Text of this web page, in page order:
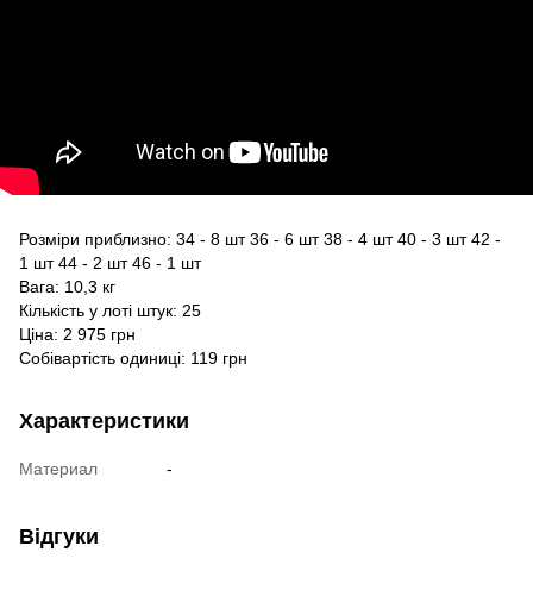
Розміри приблизно: 34 - 8 шт 36 - 6 шт 38 - 4 шт 40 - 3 шт 42 -
1 шт 44 - 2 шт 46 - 1 шт
Вага: 10,3 кг
Кількість у лоті штук: 25
Ціна: 2 975 грн
Собівартість одиниці: 119 грн
Характеристики
Материал -
Відгуки